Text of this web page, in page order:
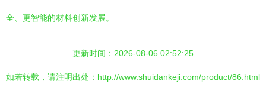
全、更智能的材料创新发展。
更新时间：2026-08-06 02:52:25
如若转载，请注明出处：http://www.shuidankeji.com/product/86.html